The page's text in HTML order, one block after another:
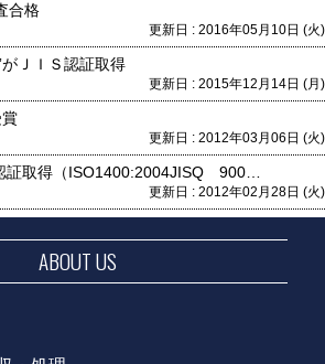
合格
更新日 : 2016年05月10日 (火)
ＪＩＳ認証取得
更新日 : 2015年12月14日 (月)
更新日 : 2012年03月06日 (火)
更新日 : 2012年02月28日 (火)
ABOUT US